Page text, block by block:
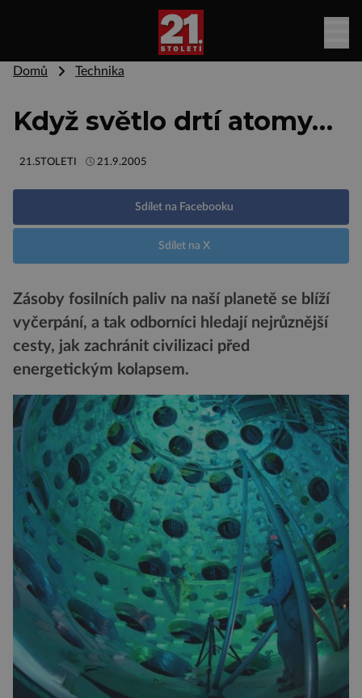
Domů Technika
Když světlo drtí atomy…
21.STOLETI 21.9.2005
Sdílet na Facebooku
Sdílet na X
Zásoby fosilních paliv na naší planetě se blíží
vyčerpání, a tak odborníci hledají nejrůznější
cesty, jak zachránit civilizaci před
energetickým kolapsem.